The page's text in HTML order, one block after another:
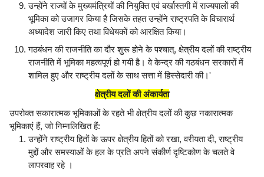
उन्होंने राज्यों के मुख्यमंत्रियों की नियुक्ति एवं बर्खास्तगी में राज्यपालों की
भूमिका को उजागर किया है जिसके तहत उन्होंने राष्ट्रपति के विचारार्थ
अध्यादेश जारी किए तथा विधेयकों को आरक्षित किया।
गठबंधन की राजनीति का दौर शुरू होने के पश्चात्, क्षेत्रीय दलों की राष्ट्रीय
राजनीति में भूमिका महत्वपूर्ण हो गयी है। वे केन्द्र की गठबंधन सरकारों में
शामिल हुए और राष्ट्रीय दलों के साथ सत्ता में हिस्सेदारी की।'
क्षेत्रीय दलों की अंकार्यता
उपरोक्त सकारात्मक भूमिकाओं के रहते भी क्षेत्रीय दलों की कुछ नकारात्मक
भूमिकाएं हैं, जो निम्नलिखित हैं:
उन्होंने राष्ट्रीय हितों के ऊपर क्षेत्रीय हितों को रखा, वरीयता दी, राष्ट्रीय
मुद्दों और समस्याओं के हल के प्रति अपने संकीर्ण दृष्टिकोण के चलते वे
लापरवाह रहे ।